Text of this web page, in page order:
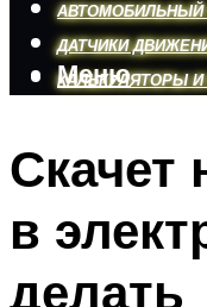
АВТОМОБИЛЬНЫЙ
ДАТЧИКИ
КАЛЬКУЛЯТОРЫ
Меню
Меню
Скачет
в
делать